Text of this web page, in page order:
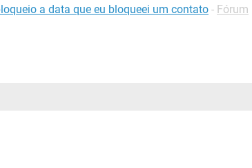
a data que eu bloqueei um contato - Fórum